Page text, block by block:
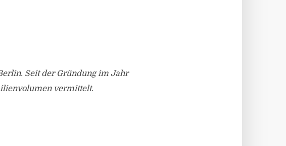
Seit der Gründung im Jahr
vermittelt.